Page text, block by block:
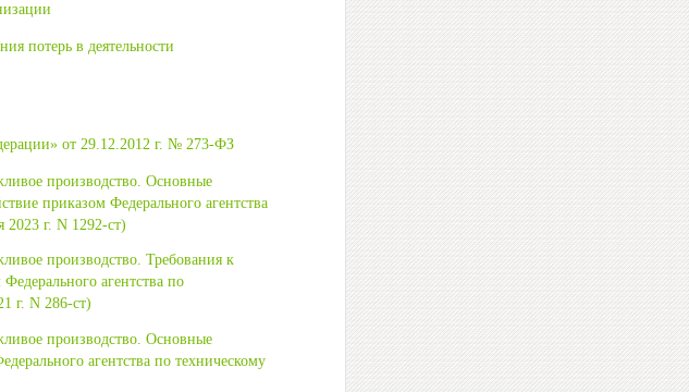
потерь в деятельности
от 29.12.2012 г. № 273-ФЗ
производство. Основные
приказом Федерального агентства
2023 г. N 1292-ст)
производство. Требования к
агентства по
г. N 286-ст)
производство. Основные
агентства по техническому